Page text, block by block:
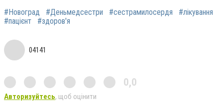
#Новоград #Деньмедсестри #сестрамилосердя
#лікування
#пацієнт
#здоров'я
04141
0,0
Авторизуйтесь, щоб оцінити